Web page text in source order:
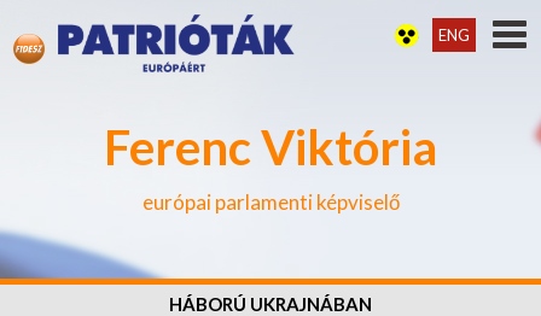
Ferenc Viktória
európai parlamenti képviselő
ENG
HÁBORÚ UKRAJNÁBAN